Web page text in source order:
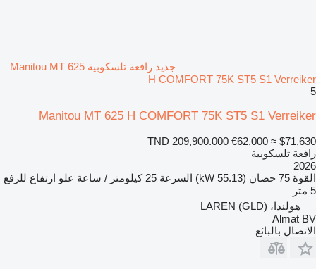
جديد رافعة تلسكوبية Manitou MT 625
H COMFORT 75K ST5 S1 Verreiker
5
Manitou MT 625 H COMFORT 75K ST5 S1 Verreiker
TND 209,900.000 €62,000 ≈ $71,630
رافعة تلسكوبية
2026
القوة 75 حصان (55.13 kW) السرعة 25 كيلومتر / ساعة
علو ارتفاع للرفع
5 متر
هولندا، LAREN (GLD)
Almat BV
الاتصال بالبائع